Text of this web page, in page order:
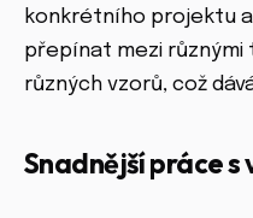
konkrétního projektu
přepínat mezi různými
různých vzorů, což
Snadnější práce s